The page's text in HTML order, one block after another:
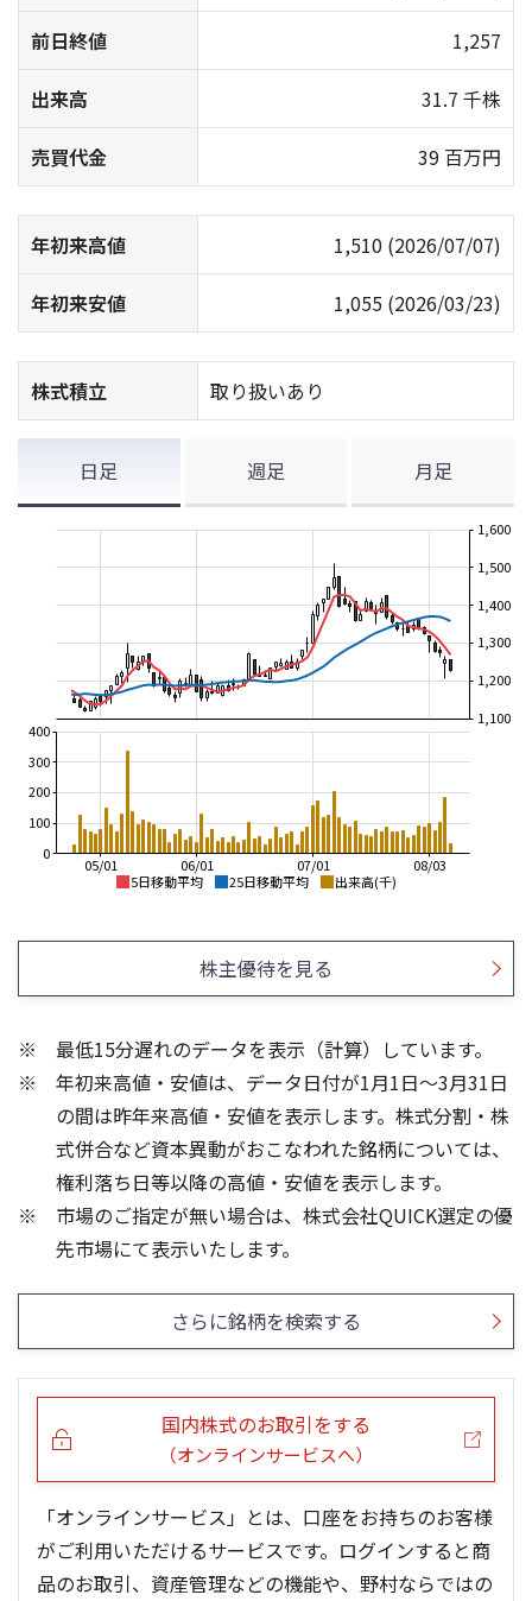
前日終値 1,257
出来高 31.7 千株
売買代金 39 百万円
年初来高値 1,510 (2026/07/07)
年初来安値 1,055 (2026/03/23)
株式積立 取り扱いあり
日足 週足 月足
5日移動平均 25日移動平均 出来高(千)
08/03
07/01
06/01
05/01
1,100
1,200
1,300
1,400
1,500
1,600
0
100
200
300
400
25/12
25/10
25/08
25/06
25/04
800
900
1,000
1,300
1,400
1,500
100
24/01
23/01
22/01
21/01
200
400
1,000
1,200
1,400
株主優待を見る
最低15分遅れのデータを表示（計算）しています。
年初来高値・安値は、データ日付が1月1日～3月31日
の間は昨年来高値・安値を表示します。株式分割・株
式併合など資本異動がおこなわれた銘柄については、
権利落ち日等以降の高値・安値を表示します。
市場のご指定が無い場合は、株式会社QUICK選定の優
先市場にて表示いたします。
さらに銘柄を検索する
国内株式のお取引をする
（オンラインサービスへ）
「オンラインサービス」とは、口座をお持ちのお客様
がご利用いただけるサービスです。ログインすると商
品のお取引、資産管理などの機能や、野村ならではの